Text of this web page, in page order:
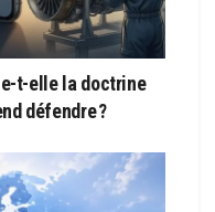
t-elle la doctrine
défendre ?